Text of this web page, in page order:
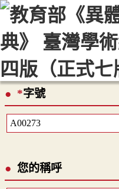
::: 最新消息 常見問題
顯
*字號
您的稱呼